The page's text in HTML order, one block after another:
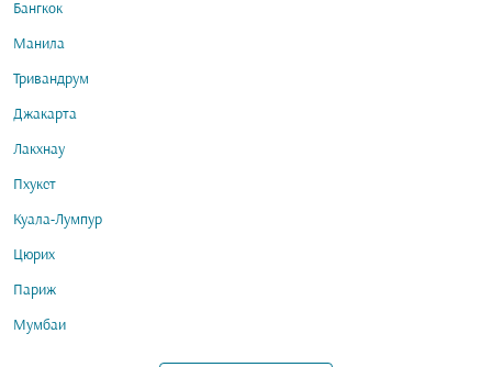
Бангкок
Манила
Тривандрум
Джакарта
Лакхнау
Пхукет
Куала-Лумпур
Цюрих
Париж
Мумбаи